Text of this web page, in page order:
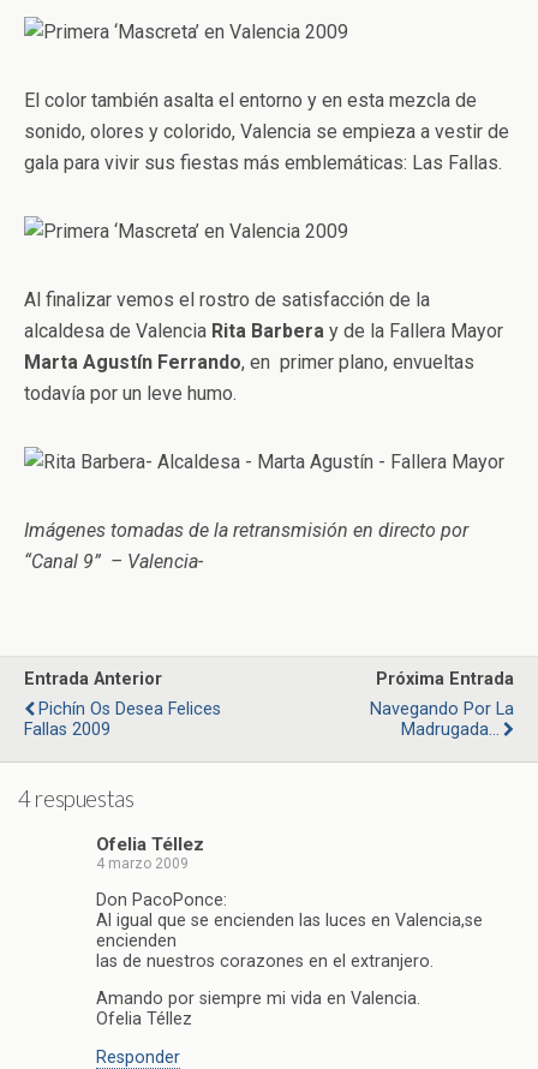
El color también asalta el entorno y en esta mezcla de
sonido, olores y colorido, Valencia se empieza a vestir de
gala para vivir sus fiestas más emblemáticas: Las Fallas.
Al finalizar vemos el rostro de satisfacción de la
alcaldesa de Valencia Rita Barbera y de la Fallera Mayor
Marta Agustín Ferrando, en primer plano, envueltas
todavía por un leve humo.
Imágenes tomadas de la retransmisión en directo por
“Canal 9” – Valencia-
Entrada Anterior
Pichín Os Desea Felices
Fallas 2009
Próxima Entrada
Navegando Por La
Madrugada…
4 respuestas
Ofelia Téllez
4 marzo 2009
Don PacoPonce:
Al igual que se encienden las luces en Valencia,se
encienden
las de nuestros corazones en el extranjero.
Amando por siempre mi vida en Valencia.
Ofelia Téllez
Responder